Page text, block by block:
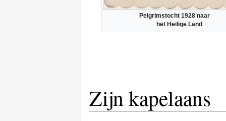
Pelgrimstocht 1928 naar
het Heilige Land
Zijn kapelaans